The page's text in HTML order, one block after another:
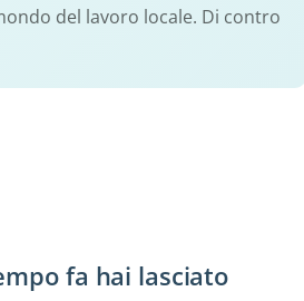
del lavoro locale. Di contro
fa hai lasciato